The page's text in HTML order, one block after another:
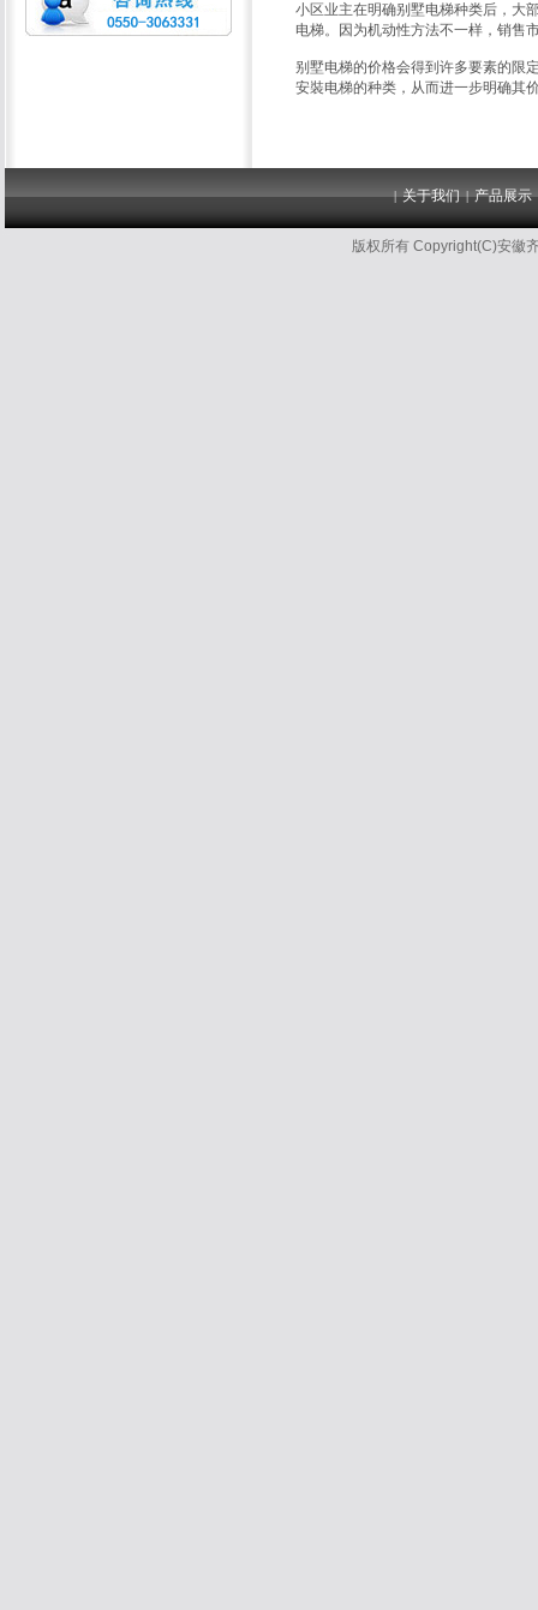
小区业主在明确别墅电梯种类后，大
电梯。因为机动性方法不一样，销售
别墅电梯的价格会得到许多要素的限
安裝电梯的种类，从而进一步明确其
|关于我们 |产品展示
版权所有 Copyright(C)安